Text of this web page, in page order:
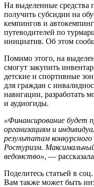
На выделенные средства
получить субсидии на
кемпингов и
путеводителей по
инициатив. Об этом
Помимо этого, на
смогут закупить
детские и спортивные
для граждан с
навигации, разработать
и аудиогиды.
«Финансирование будет
организациям и
результатам
Ростуризм.
ведомство», —
Поделитесь статьей в соц.
Вам также может быть